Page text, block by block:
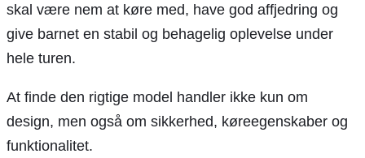
skal være nem at køre med, have god affjedring og
give barnet en stabil og behagelig oplevelse under
hele turen.
At finde den rigtige model handler ikke kun om
design, men også om sikkerhed, køreegenskaber og
funktionalitet.